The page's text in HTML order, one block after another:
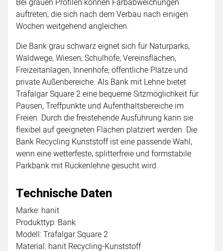
Bei grauen Profilen können Farbabweichungen
auftreten, die sich nach dem Verbau nach einigen
Wochen weitgehend angleichen.
Die Bank grau schwarz eignet sich für Naturparks,
Waldwege, Wiesen, Schulhöfe, Vereinsflächen,
Freizeitanlagen, Innenhöfe, öffentliche Plätze und
private Außenbereiche. Als Bank mit Lehne bietet
Trafalgar Square 2 eine bequeme Sitzmöglichkeit für
Pausen, Treffpunkte und Aufenthaltsbereiche im
Freien. Durch die freistehende Ausführung kann sie
flexibel auf geeigneten Flächen platziert werden. Die
Bank Recycling Kunststoff ist eine passende Wahl,
wenn eine wetterfeste, splitterfreie und formstabile
Parkbank mit Rückenlehne gesucht wird.
Technische Daten
Marke: hanit
Produkttyp: Bank
Modell: Trafalgar Square 2
Material: hanit Recycling-Kunststoff